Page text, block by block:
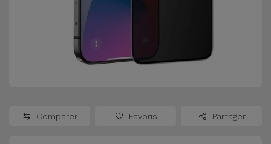
Apple Watch
Reconditionnés
Reconditionnés
Batteries
Comparer Favoris Partager